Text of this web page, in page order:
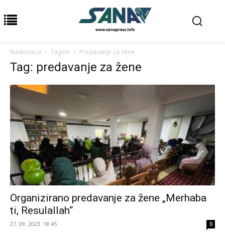
Naslovnica Tagovi Predavanje za žene
Tag: predavanje za žene
Organizirano predavanje za žene „Merhaba
ti, Resulallah“
27. 09. 2023. 18:45 0